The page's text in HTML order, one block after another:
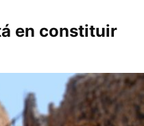
en constituir